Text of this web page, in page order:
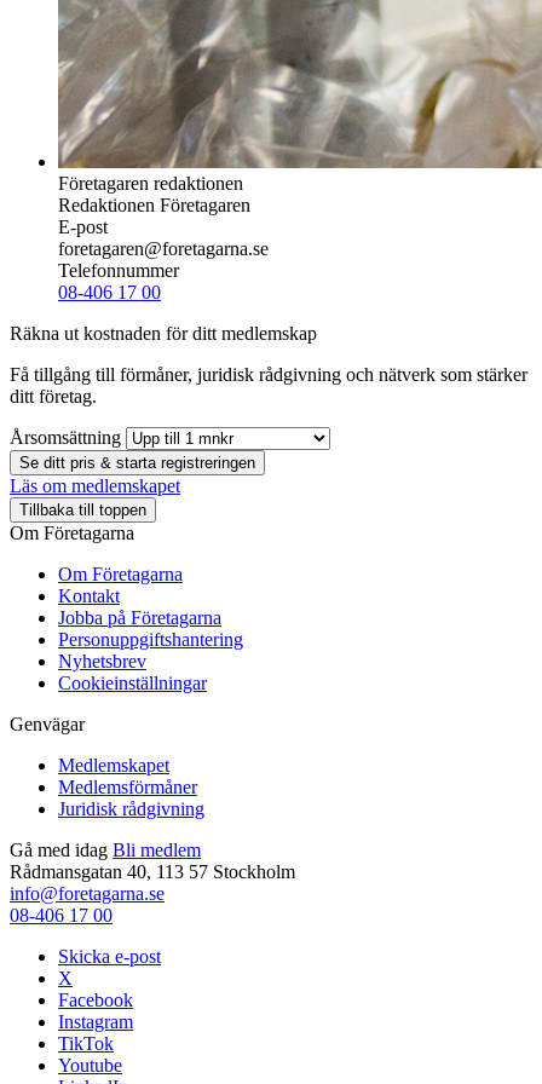
Företagaren redaktionen
Redaktionen Företagaren
E-post
foretagaren@foretagarna.se
Telefonnummer
08-406 17 00
Räkna ut kostnaden för ditt medlemskap
Få tillgång till förmåner, juridisk rådgivning och nätverk som stärker
ditt företag.
Årsomsättning
Se ditt pris & starta registreringen
Läs om medlemskapet
Tillbaka till toppen
Om Företagarna
Om Företagarna
Kontakt
Jobba på Företagarna
Personuppgiftshantering
Nyhetsbrev
Cookieinställningar
Genvägar
Medlemskapet
Medlemsförmåner
Juridisk rådgivning
Gå med idag Bli medlem
Rådmansgatan 40, 113 57 Stockholm
info@foretagarna.se
08-406 17 00
Skicka e-post
X
Facebook
Instagram
TikTok
Youtube